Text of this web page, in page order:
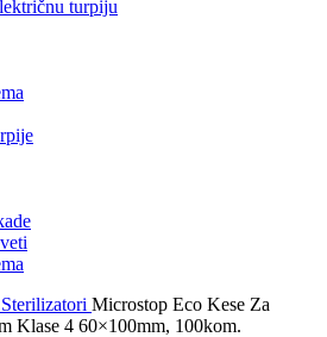
turpiju
Sterilizatori Microstop Eco Kese Za
Klase 4 60×100mm, 100kom.